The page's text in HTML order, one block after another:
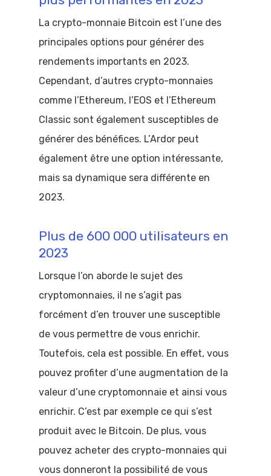
La crypto-monnaie Bitcoin est l’une des
principales options pour générer des
rendements importants en 2023.
Cependant, d’autres crypto-monnaies
comme l’Ethereum, l’EOS et l’Ethereum
Classic sont également susceptibles de
générer des bénéfices. L’Ardor peut
également être une option intéressante,
mais sa dynamique sera différente en
2023.
Plus de 600 000 utilisateurs en
2023
Lorsque l’on aborde le sujet des
cryptomonnaies, il ne s’agit pas
forcément d’en trouver une susceptible
de vous permettre de vous enrichir.
Toutefois, cela est possible. En effet, vous
pouvez profiter d’une augmentation de la
valeur d’une cryptomonnaie et ainsi vous
enrichir. C’est par exemple ce qui s’est
produit avec le Bitcoin. De plus, vous
pouvez acheter des crypto-monnaies qui
vous donneront la possibilité de vous